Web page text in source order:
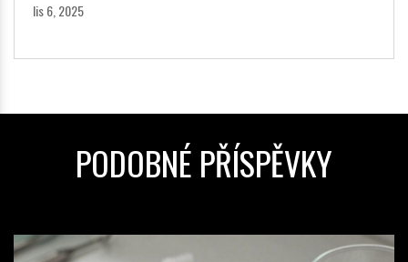
lis 6, 2025
PODOBNÉ PŘÍSPĚVKY